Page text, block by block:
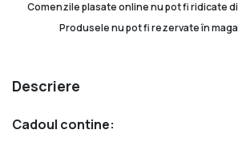
Comenzile plasate online nu pot fi ridicate
Produsele nu pot fi rezervate în
Descriere
Cadoul contine: